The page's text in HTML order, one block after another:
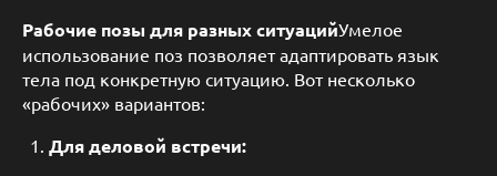
Рабочие позы для разных ситуацийУмелое
использование поз позволяет адаптировать язык
тела под конкретную ситуацию. Вот несколько
«рабочих» вариантов:
Для деловой встречи: